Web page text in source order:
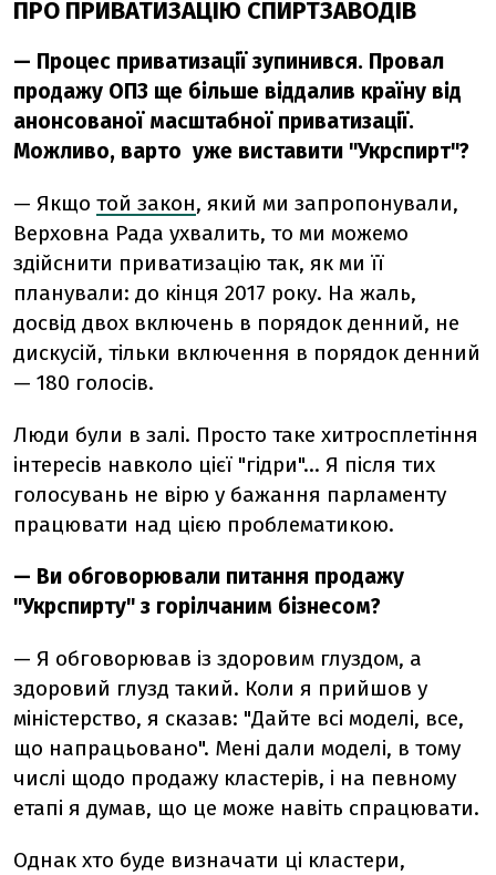
ПРО ПРИВАТИЗАЦІЮ СПИРТЗАВОДІВ
— Процес приватизації зупинився. Провал
продажу ОПЗ ще більше віддалив країну від
анонсованої масштабної приватизації.
Можливо, варто уже виставити "Укрспирт"?
— Якщо той закон, який ми запропонували,
Верховна Рада ухвалить, то ми можемо
здійснити приватизацію так, як ми її
планували: до кінця 2017 року. На жаль,
досвід двох включень в порядок денний, не
дискусій, тільки включення в порядок денний
— 180 голосів.
Люди були в залі. Просто таке хитросплетіння
інтересів навколо цієї "гідри"… Я після тих
голосувань не вірю у бажання парламенту
працювати над цією проблематикою.
— Ви обговорювали питання продажу
"Укрспирту" з горілчаним бізнесом?
— Я обговорював із здоровим глуздом, а
здоровий глузд такий. Коли я прийшов у
міністерство, я сказав: "Дайте всі моделі, все,
що напрацьовано". Мені дали моделі, в тому
числі щодо продажу кластерів, і на певному
етапі я думав, що це може навіть спрацювати.
Однак хто буде визначати ці кластери,